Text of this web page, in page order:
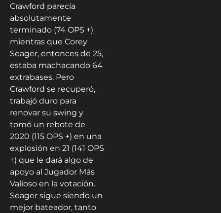
Crawford parecía
absolutamente
terminado (74 OPS +)
mientras que Corey
Seager, entonces de 25,
estaba machacando 64
extrabases. Pero
Crawford se recuperó,
trabajó duro para
renovar su swing y
tomó un rebote de
2020 (115 OPS +) en una
explosión en 21 (141 OPS
+) que le dará algo de
apoyo al Jugador Más
Valioso en la votación.
Seager sigue siendo un
mejor bateador, tanto